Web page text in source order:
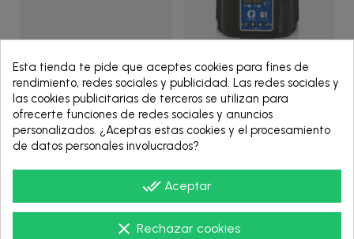
94G068
G1 STANDARD PUMP,G-
ACNC-8L0A00-LD000000
- 94G068 - Graco
VER PRODUCTO
94G052
G1 PLUS PUMP,G-ACPL-
4L0L00-0D000000 -
94G052 - Graco
VER PRODUCTO
Esta tienda te pide que aceptes cookies para fines de
rendimiento, redes sociales y publicidad. Las redes sociales y
las cookies publicitarias de terceros se utilizan para
ofrecerte funciones de redes sociales y anuncios
personalizados. ¿Aceptas estas cookies y el procesamiento
de datos personales involucrados?
done_all Aceptar
clear Rechazar cookies